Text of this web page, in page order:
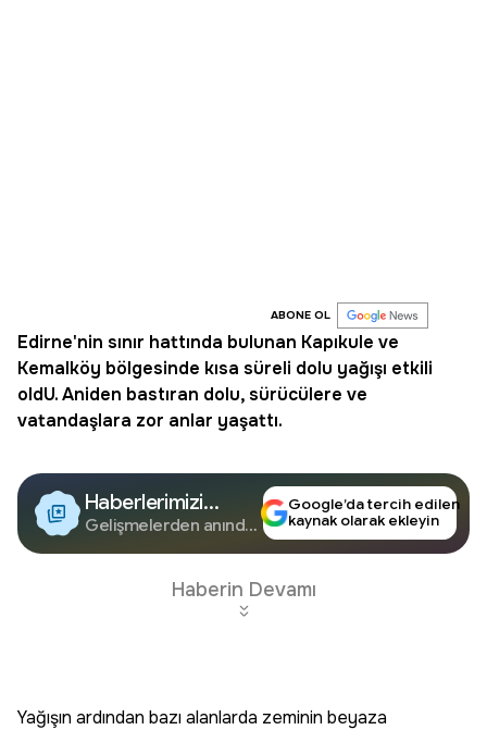
ABONE OL
Edirne'nin sınır hattında bulunan Kapıkule ve
Kemalköy bölgesinde kısa süreli dolu yağışı etkili
oldU. Aniden bastıran dolu, sürücülere ve
vatandaşlara zor anlar yaşattı.
Haberlerimizi
Google'da Takip
Edin
Gelişmelerden anında
Google’da tercih edilen
kaynak olarak ekleyin
Haberin Devamı
Yağışın ardından bazı alanlarda zeminin beyaza